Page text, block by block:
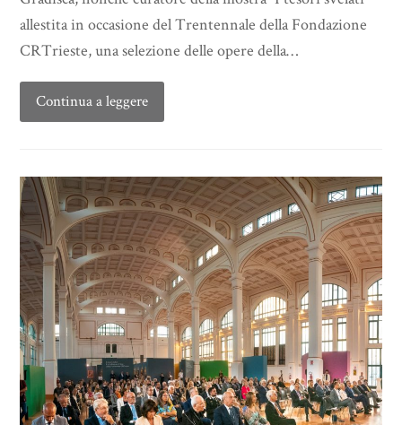
allestita in occasione del Trentennale della Fondazione
CRTrieste, una selezione delle opere della…
Continua a leggere